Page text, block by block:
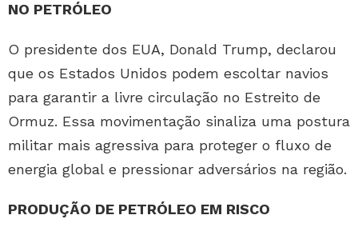
NO PETRÓLEO
O presidente dos EUA, Donald Trump, declarou
que os Estados Unidos podem escoltar navios
para garantir a livre circulação no Estreito de
Ormuz. Essa movimentação sinaliza uma postura
militar mais agressiva para proteger o fluxo de
energia global e pressionar adversários na região.
PRODUÇÃO DE PETRÓLEO EM RISCO